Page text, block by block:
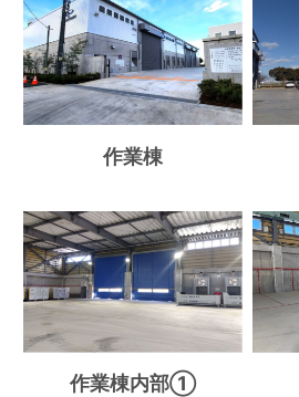
作業棟
作業棟内部①